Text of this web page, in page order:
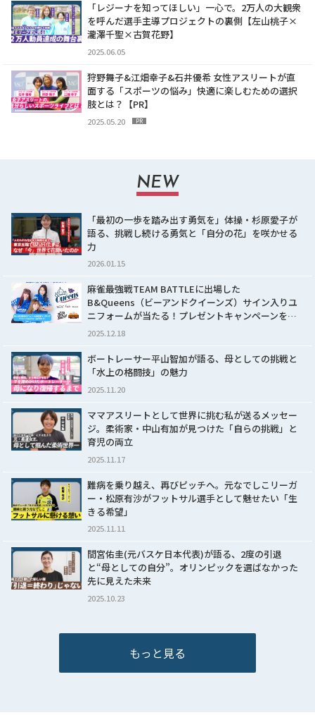
「レジーナを知ってほしい」一心で。2万人の大観衆
を呼んだ選手主導プロジェクトの裏側【左山桃子×
瀧澤千聖×古賀花野】
2025.06.05
狩野舞子&江畑幸子&石井優希 女性アスリートが直
面する「スポーツの悩み」快適に楽しむための選択
肢とは？【PR】
2025.05.20 PR
NEW
「最初の一歩を踏み出す勇気を」体操・杉原愛子が
語る、挑戦し続ける勇気と「自分の花」を咲かせる
力
2026.01.15
麻雀最強戦TEAM BATTLEに出場した
B&Queens（ビーアンドクイーンズ）サイン入りユ
ニフォームが当たる！プレゼントキャンペーンを…
2025.12.18
ボートレーサー平山智加が語る、母としての挑戦と
「水上の格闘技」の魅力
2025.11.20
ママアスリートとして世界に挑む私が送るメッセー
ジ。柔術家・中山有加が見つけた「自らの挑戦」と
育児の両立
2025.11.17
難病を乗り越え、再びピッチへ。元なでしこリーガ
ー・松原有沙がフットサル選手として魅せたい「生
きる希望」
2025.11.11
間宮佑圭(元バスケ日本代表)が語る、2度の引退
と“母としての自分”。オリンピックを選ばなかった
先に見えた未来
2025.10.23
もっと見る